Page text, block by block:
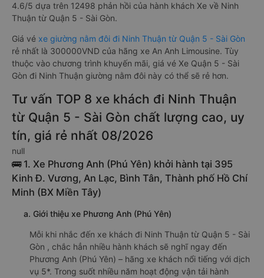
4.6/5 dựa trên 12498 phản hồi của hành khách Xe về Ninh
Thuận từ Quận 5 - Sài Gòn.
Giá vé xe giường nằm đôi đi Ninh Thuận từ Quận 5 - Sài Gòn
rẻ nhất là 300000VND của hãng xe An Anh Limousine. Tùy
thuộc vào chương trình khuyến mãi, giá vé Xe Quận 5 - Sài
Gòn đi Ninh Thuận giường nằm đôi này có thể sẽ rẻ hơn.
Tư vấn TOP 8 xe khách đi Ninh Thuận
từ Quận 5 - Sài Gòn chất lượng cao, uy
tín, giá rẻ nhất 08/2026
null
🚌 1. Xe Phương Anh (Phú Yên) khởi hành tại 395
Kinh Đ. Vương, An Lạc, Bình Tân, Thành phố Hồ Chí
Minh (BX Miền Tây)
a. Giới thiệu xe Phương Anh (Phú Yên)
Mỗi khi nhắc đến xe khách đi Ninh Thuận từ Quận 5 - Sài
Gòn , chắc hẳn nhiều hành khách sẽ nghĩ ngay đến
Phương Anh (Phú Yên) – hãng xe khách nổi tiếng với dịch
vụ 5*. Trong suốt nhiều năm hoạt động vận tải hành